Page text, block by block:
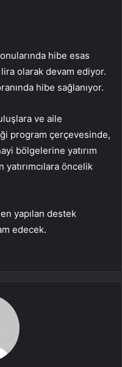
hibe esas
lira olarak devam ediyor.
hibe sağlanıyor.
ve aile
program çerçevesinde,
bölgelerine yatırım
öncelik
yapılan destek
edecek.